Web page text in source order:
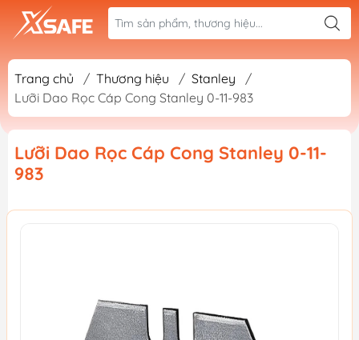
Trang chủ / Thương hiệu / Stanley
/
Lưỡi Dao Rọc Cáp Cong Stanley 0-11-983
Lưỡi Dao Rọc Cáp Cong Stanley 0-11-
983